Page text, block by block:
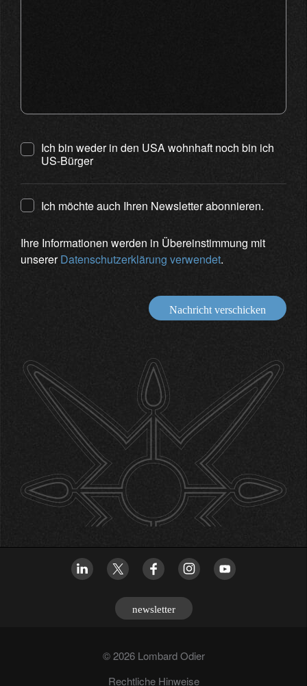
Ich bin weder in den USA wohnhaft noch bin ich
US-Bürger
Ich möchte auch Ihren Newsletter abonnieren.
Ihre Informationen werden in Übereinstimmung mit
unsererDatenschutzerklärung verwendet.
Nachricht verschicken
newsletter
© 2026 Lombard Odier
Rechtliche Hinweise